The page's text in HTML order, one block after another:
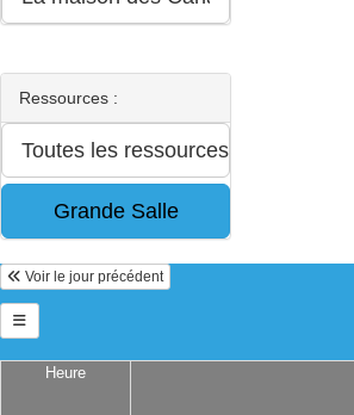
Ressources :
Voir le jour précédent
Heure